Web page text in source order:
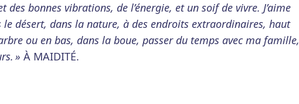
des bonnes vibrations, de l’énergie, et un soif de vivre. J’aime
le désert, dans la nature, à des endroits extraordinaires, haut
ou en bas, dans la boue, passer du temps avec ma famille,
» À MAIDITÉ.